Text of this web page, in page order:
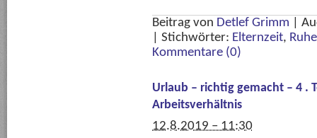
Beitrag von Detlef Grimm
Stichwörter: Elternzeit,
Kommentare (0)
Urlaub – richtig gemacht – 4 .
Arbeitsverhältnis
12.8.2019 – 11:30